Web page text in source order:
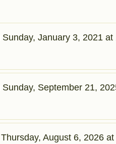
Sunday, January 3, 2021 at
Sunday, September 21,
Thursday, August 6, 2026